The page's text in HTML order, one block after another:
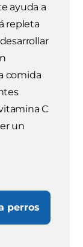
ayuda a
repleta
comida
C
un
perros